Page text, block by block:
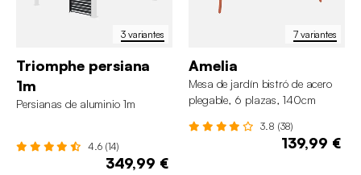
3 variantes
Triomphe persiana
1m
Persianas de aluminio 1m
4.6 (14)
349,99 €
7 variantes
Amelia
Mesa de jardín bistró de acero
plegable, 6 plazas, 140cm
3.8 (38)
139,99 €